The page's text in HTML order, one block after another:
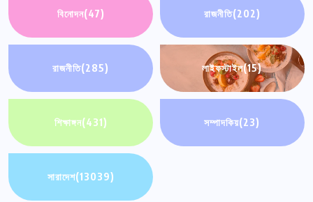
বিনোদন(47) রাজনীতি(202)
রাজনীতি(285) লাইফস্টাইল(15)
শিক্ষাঙ্গন(431) সম্পাদকিয়(23)
সারাদেশ(13039)